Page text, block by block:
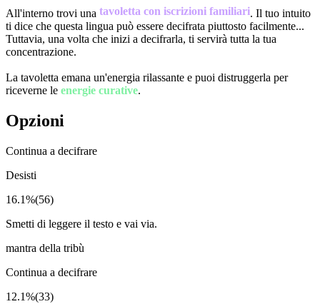
All'interno trovi una tavoletta con iscrizioni familiari. Il tuo intuito
ti dice che questa lingua può essere decifrata piuttosto facilmente...
Tuttavia, una volta che inizi a decifrarla, ti servirà tutta la tua
concentrazione.
La tavoletta emana un'energia rilassante e puoi distruggerla per
riceverne le energie curative.
Opzioni
Continua a decifrare
Desisti
16.1%(56)
Smetti di leggere il testo e vai via.
mantra della tribù
Continua a decifrare
12.1%(33)